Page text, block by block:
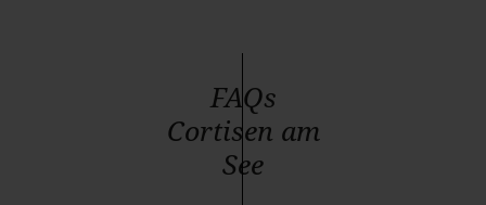
FAQs
Cortisen am
See